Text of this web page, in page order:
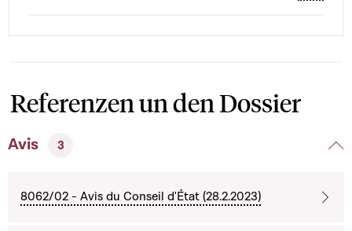
Referenzen un den Dossier
Avis 3
8062/02 - Avis du Conseil d'État (28.2.2023)